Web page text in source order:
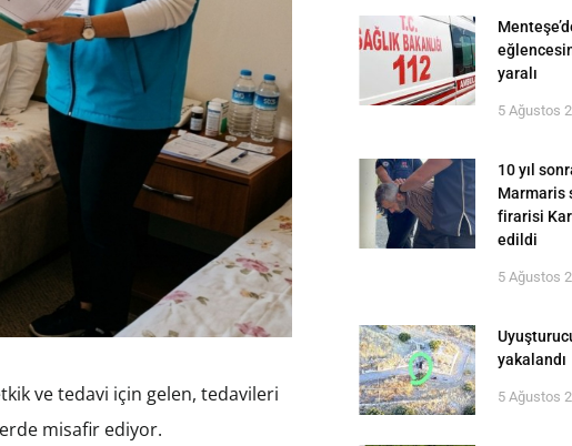
ve tedavi için gelen, tedavileri
misafir ediyor.
yaralı
5 Ağustos
10 yıl
Marmaris
firarisi
edildi
5 Ağustos
yakalandı
5 Ağustos